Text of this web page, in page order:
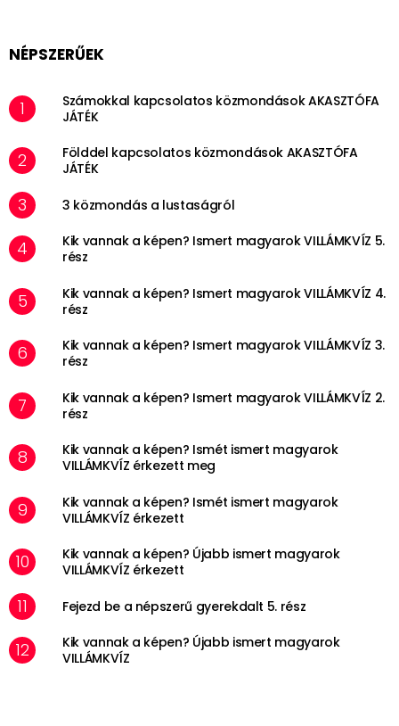
NÉPSZERŰEK
Számokkal kapcsolatos közmondások AKASZTÓFA
JÁTÉK
Földdel kapcsolatos közmondások AKASZTÓFA
JÁTÉK
3 közmondás a lustaságról
Kik vannak a képen? Ismert magyarok VILLÁMKVÍZ 5.
rész
Kik vannak a képen? Ismert magyarok VILLÁMKVÍZ 4.
rész
Kik vannak a képen? Ismert magyarok VILLÁMKVÍZ 3.
rész
Kik vannak a képen? Ismert magyarok VILLÁMKVÍZ 2.
rész
Kik vannak a képen? Ismét ismert magyarok
VILLÁMKVÍZ érkezett meg
Kik vannak a képen? Ismét ismert magyarok
VILLÁMKVÍZ érkezett
Kik vannak a képen? Újabb ismert magyarok
VILLÁMKVÍZ érkezett
Fejezd be a népszerű gyerekdalt 5. rész
Kik vannak a képen? Újabb ismert magyarok
VILLÁMKVÍZ